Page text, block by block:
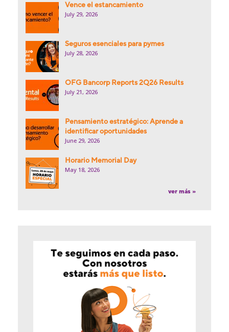
Vence el estancamiento
July 29, 2026
Seguros esenciales para pymes
July 28, 2026
OFG Bancorp Reports 2Q26 Results
July 21, 2026
Pensamiento estratégico: Aprende a
identificar oportunidades
June 29, 2026
Horario Memorial Day
May 18, 2026
ver más »